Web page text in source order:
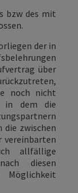
bzw des mit
der in
über
noch nicht
in dem die
die zwischen
vereinbarten
allfällige
diesen
Möglichkeit